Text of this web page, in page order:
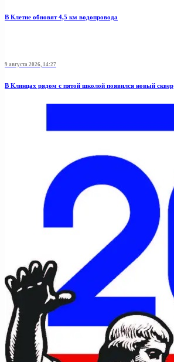
В Клетне обновят 4,5 км водопровода
9 августа 2026, 14:27
В Клинцах рядом с пятой школой появился новый сквер